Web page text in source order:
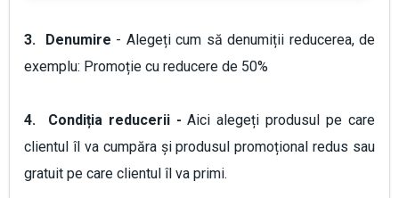
3. Denumire - Alegeți cum să denumiții reducerea, de
exemplu: Promoție cu reducere de 50%
4. Condiția reducerii -Aici alegeți produsul pe care
clientul îl va cumpăra și produsul promoțional redus sau
gratuit pe care clientul îl va primi.